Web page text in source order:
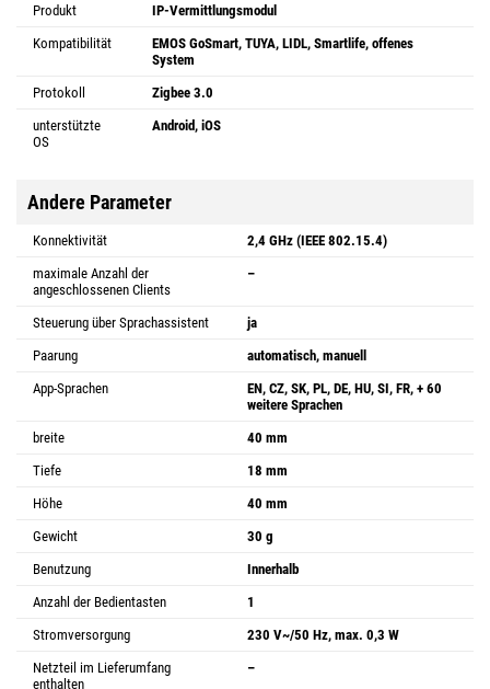
Produkt
IP-Vermittlungsmodul
Kompatibilität
EMOS GoSmart, TUYA, LIDL, Smartlife, offenes
System
Protokoll
Zigbee 3.0
unterstützte
OS
Android, iOS
Andere Parameter
Konnektivität
2,4 GHz (IEEE 802.15.4)
maximale Anzahl der
angeschlossenen Clients
–
Steuerung über Sprachassistent
ja
Paarung
automatisch, manuell
App-Sprachen
EN, CZ, SK, PL, DE, HU, SI, FR, + 60
weitere Sprachen
breite
40 mm
Tiefe
18 mm
Höhe
40 mm
Gewicht
30 g
Benutzung
Innerhalb
Anzahl der Bedientasten
1
Stromversorgung
230 V~/50 Hz, max. 0,3 W
Netzteil im Lieferumfang
enthalten
–